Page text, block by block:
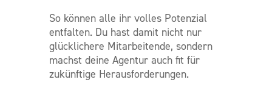
So können alle ihr volles Potenzial
entfalten. Du hast damit nicht nur
glücklichere Mitarbeitende, sondern
machst deine Agentur auch fit für
zukünftige Herausforderungen.